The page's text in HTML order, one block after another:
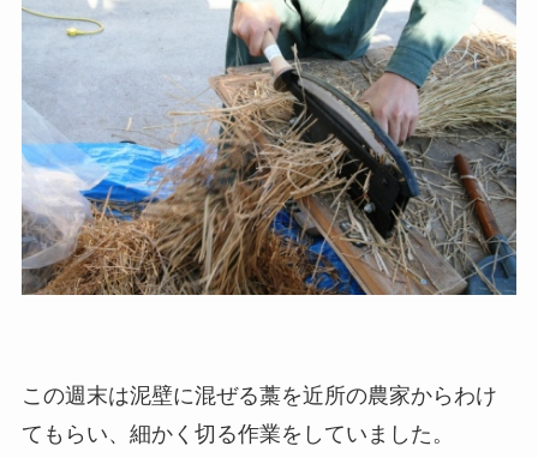
この週末は泥壁に混ぜる藁を近所の農家からわけ
てもらい、細かく切る作業をしていました。